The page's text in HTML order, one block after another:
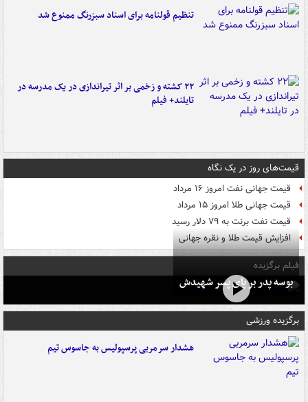
تنظیم قولنامه برای اسناد سبزرنگ ممنوع شد
۲۲ کشته و زخمی بر اثر تیراندازی در یک مدرسه در
تایلند+ فیلم
قیمت‌های روز در یک نگاه
قیمت جهانی نفت امروز ۱۶ مرداد
قیمت جهانی طلا امروز ۱۵ مرداد
قیمت نفت برنت به ۷۹ دلار رسید
افزایش قیمت طلا و نقره جهانی
فیلم برگزیده
بوسه‌ پدر بر پای پسر شهیدش
برگزیده ورزشی
هشدار سرمربی پرسپولیس به جاسوس تیم